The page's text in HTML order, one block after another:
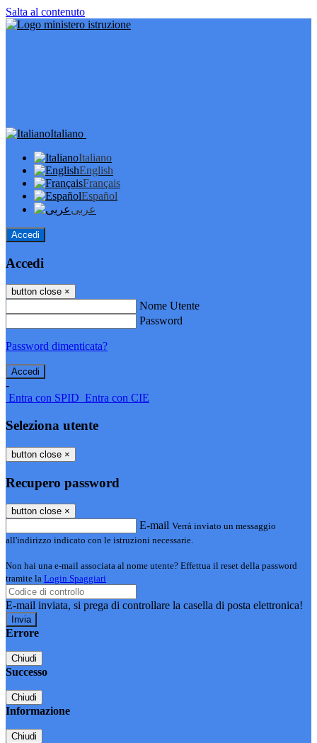
Salta al contenuto
Italiano
Italiano
English
Français
Español
عربى
Accedi
Accedi
button close ×
Nome Utente
Password
Password dimenticata?
-
Entra con SPID Entra con CIE
Seleziona utente
button close ×
Recupero password
button close ×
E-mail Verrà inviato un messaggio
all'indirizzo indicato con le istruzioni necessarie.
Non hai una e-mail associata al nome utente? Effettua il reset della password
tramite la Login Spaggiari
E-mail inviata, si prega di controllare la casella di posta elettronica!
Errore
Chiudi
Successo
Chiudi
Informazione
Chiudi